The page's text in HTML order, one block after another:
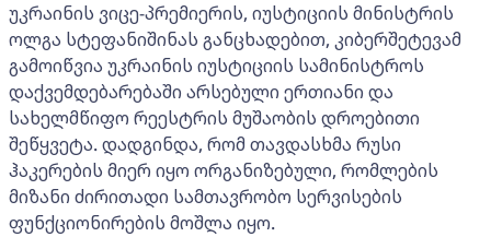
უკრაინის ვიცე-პრემიერის, იუსტიციის მინისტრის
ოლგა სტეფანიშინას განცხადებით, კიბერშეტევამ
გამოიწვია უკრაინის იუსტიციის სამინისტროს
დაქვემდებარებაში არსებული ერთიანი და
სახელმწიფო რეესტრის მუშაობის დროებითი
შეწყვეტა. დადგინდა, რომ თავდასხმა რუსი
ჰაკერების მიერ იყო ორგანიზებული, რომლების
მიზანი ძირითადი სამთავრობო სერვისების
ფუნქციონირების მოშლა იყო.